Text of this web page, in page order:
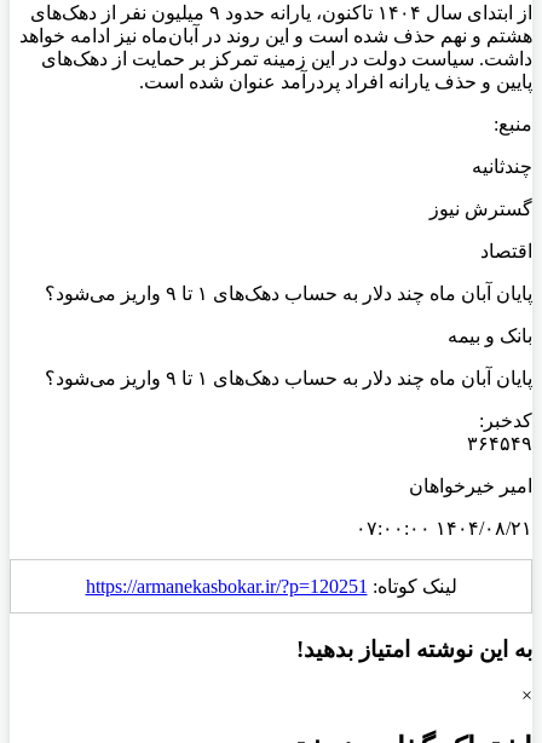
از ابتدای سال ۱۴۰۴ تاکنون، یارانه حدود ۹ میلیون نفر از دهک‌های
هشتم و نهم حذف شده است و این روند در آبان‌ماه نیز ادامه خواهد
داشت. سیاست دولت در این زمینه تمرکز بر حمایت از دهک‌های
پایین و حذف یارانه افراد پردرآمد عنوان شده است.
منبع:
چند‌ثانیه
گسترش نیوز
اقتصاد
پایان آبان ماه چند دلار به حساب دهک‌های ۱ تا ۹ واریز می‌شود؟
بانک و بیمه
پایان آبان ماه چند دلار به حساب دهک‌های ۱ تا ۹ واریز می‌شود؟
کدخبر:
۳۶۴۵۴۹
امیر خیرخواهان
۱۴۰۴/۰۸/۲۱ ۰۷:۰۰:۰۰
لینک کوتاه: https://armanekasbokar.ir/?p=120251
به این نوشته امتیاز بدهید!
×